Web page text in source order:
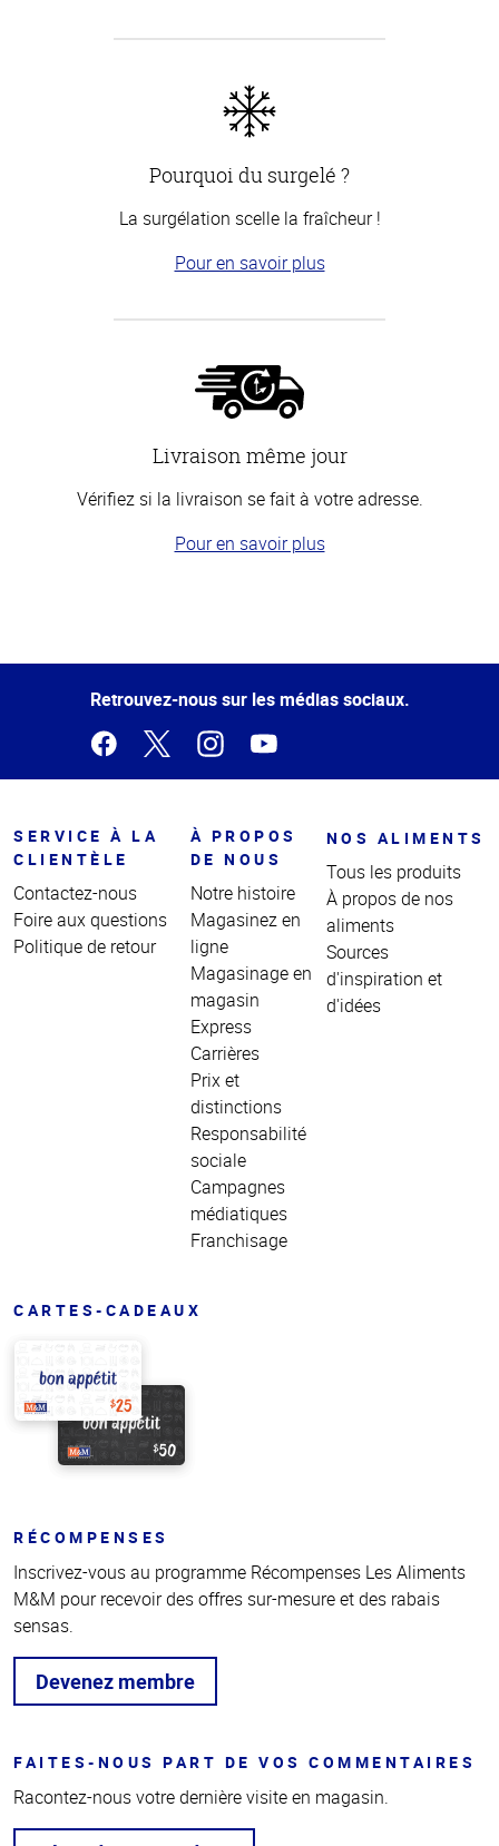
Pourquoi du surgelé ?
La surgélation scelle la fraîcheur !
Pour en savoir plus
Livraison même jour
Vérifiez si la livraison se fait à votre adresse.
Pour en savoir plus
de la
Retrouvez-nous sur les médias sociaux.
SERVICE À LA
CLIENTÈLE
Contactez-nous
Foire aux questions
Politique de retour
À PROPOS
DE NOUS
Notre histoire
Magasinez en
ligne
Magasinage en
magasin
Express
Carrières
Prix et
distinctions
Responsabilité
sociale
Campagnes
médiatiques
Franchisage
NOS ALIMENTS
Tous les produits
À propos de nos
aliments
Sources
d'inspiration et
d'idées
CARTES-CADEAUX
RÉCOMPENSES
Inscrivez-vous au programme Récompenses Les Aliments
M&M pour recevoir des offres sur-mesure et des rabais
sensas.
Devenez membre
FAITES-NOUS PART DE VOS COMMENTAIRES
Racontez-nous votre dernière visite en magasin.